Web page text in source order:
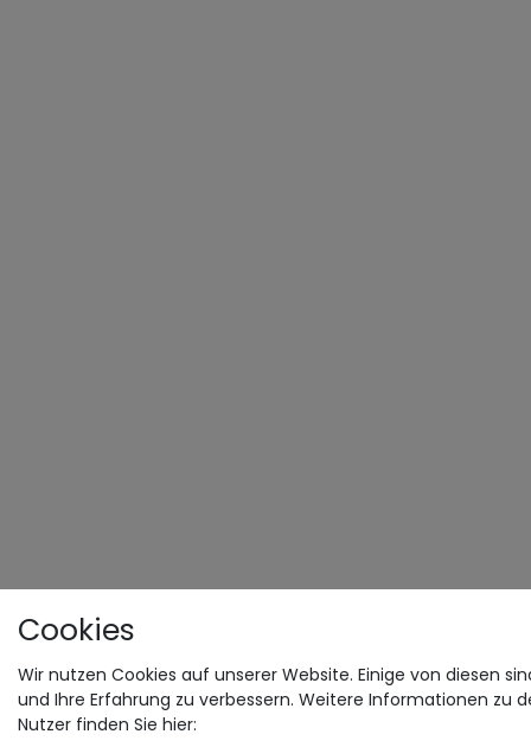
Cookies
Wir nutzen Cookies auf unserer Website. Einige von diesen
und Ihre Erfahrung zu verbessern. Weitere Informationen zu
Nutzer finden Sie hier: